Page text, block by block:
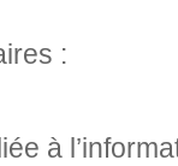
:
à